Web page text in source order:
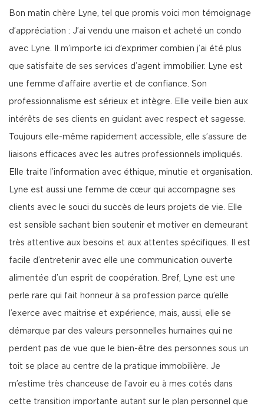
Bon matin chère Lyne, tel que promis voici mon témoignage
d’appréciation : J’ai vendu une maison et acheté un condo
avec Lyne. Il m’importe ici d’exprimer combien j’ai été plus
que satisfaite de ses services d’agent immobilier. Lyne est
une femme d’affaire avertie et de confiance. Son
professionnalisme est sérieux et intègre. Elle veille bien aux
intérêts de ses clients en guidant avec respect et sagesse.
Toujours elle-même rapidement accessible, elle s’assure de
liaisons efficaces avec les autres professionnels impliqués.
Elle traite l’information avec éthique, minutie et organisation.
Lyne est aussi une femme de cœur qui accompagne ses
clients avec le souci du succès de leurs projets de vie. Elle
est sensible sachant bien soutenir et motiver en demeurant
très attentive aux besoins et aux attentes spécifiques. Il est
facile d’entretenir avec elle une communication ouverte
alimentée d’un esprit de coopération. Bref, Lyne est une
perle rare qui fait honneur à sa profession parce qu’elle
l’exerce avec maitrise et expérience, mais, aussi, elle se
démarque par des valeurs personnelles humaines qui ne
perdent pas de vue que le bien-être des personnes sous un
toit se place au centre de la pratique immobilière. Je
m’estime très chanceuse de l’avoir eu à mes cotés dans
cette transition importante autant sur le plan personnel que